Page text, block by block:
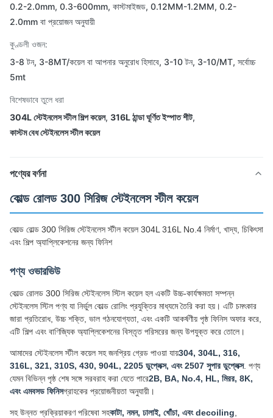
0.2-2.0mm, 0.3-600mm, কাস্টমাইজড, 0.12MM-1.2MM, 0.2-
2.0mm বা প্রয়োজন অনুযায়ী
কুণ্ডলী ওজন:
3-8 টন, 3-8MT/কয়েল বা আপনার অনুরোধ হিসাবে, 3-10 টন, 3-10/MT, সর্বোচ্চ
5mt
বিশেষভাবে তুলে ধরা
304L স্টেইনলেস স্টীল শিল্প কয়েল, 316L ঠান্ডা ঘূর্ণিত ইস্পাত শীট,
কাস্টম বেধ স্টেইনলেস স্টীল কয়েল
পণ্যের বর্ণনা
কোল্ড রোলড 300 সিরিজ স্টেইনলেস স্টীল কয়েল
কোল্ড রোল্ড 300 সিরিজ স্টেইনলেস স্টীল কয়েল 304L 316L No.4 নির্মাণ, খাদ্য, চিকিৎসা
এবং শিল্প অ্যাপ্লিকেশনের জন্য ফিনিশ
পণ্য ওভারভিউ
কোল্ড রোলড 300 সিরিজ স্টেইনলেস স্টিল কয়েল হল একটি উচ্চ-কার্যক্ষমতা সম্পন্ন
স্টেইনলেস স্টিল পণ্য যা নির্ভুল কোল্ড রোলিং প্রযুক্তির মাধ্যমে তৈরি করা হয়। এটি চমৎকার
জারা প্রতিরোধ, উচ্চ শক্তি, ভাল গঠনযোগ্যতা, এবং একটি আকর্ষণীয় পৃষ্ঠ ফিনিস অফার করে,
এটি শিল্প এবং বাণিজ্যিক অ্যাপ্লিকেশনের বিস্তৃত পরিসরের জন্য উপযুক্ত করে তোলে।
আমাদের স্টেইনলেস স্টীল কয়েল সহ জনপ্রিয় গ্রেড পাওয়া যায়304, 304L, 316,
316L, 321, 310S, 430, 904L, 2205 ডুপ্লেক্স, এবং 2507 সুপার ডুপ্লেক্স. পণ্য
যেমন বিভিন্ন পৃষ্ঠ শেষ সঙ্গে সরবরাহ করা যেতে পারে2B, BA, No.4, HL, মিরর, 8K,
এবং এমবসড ফিনিসগ্রাহকের প্রয়োজনীয়তা অনুযায়ী।
সহ উন্নত প্রক্রিয়াকরণ পরিষেবা সহকাটা, নমন, ঢালাই, খোঁচা, এবং decoiling